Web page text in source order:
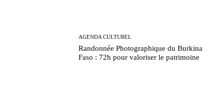
AGENDA CULTUREL
Randonnée Photographique du Burkina
Faso : 72h pour valoriser le patrimoine